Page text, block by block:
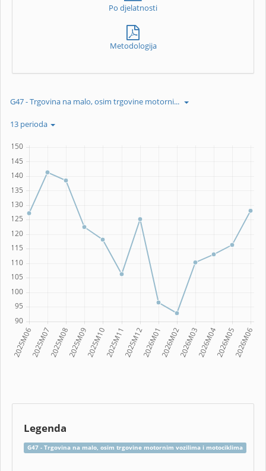
Po djelatnosti
Metodologija
G47 - Trgovina na malo, osim trgovine motorni...
13 perioda
Legenda
G47 - Trgovina na malo, osim trgovine motornim vozilima i motociklima